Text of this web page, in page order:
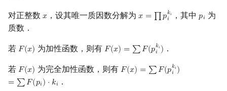
对正整数 𝑥
x ，设其唯一质因数分解为𝑥 = ∏𝑝𝑘𝑖
𝑖
x=∏ p iki ，其中𝑝𝑖
pi 为
质数．
若 𝐹(𝑥)
F(x) 为加性函数，则有 𝐹(𝑥) = ∑𝐹(𝑝𝑘𝑖
𝑖 )
F(x)= ∑F( piki) ．
若 𝐹(𝑥)
F(x) 为完全加性函数，则有 𝐹(𝑥) = ∑𝐹(𝑝𝑘𝑖
𝑖 )
= ∑𝐹(𝑝𝑖) ⋅ 𝑘𝑖
F(x)= ∑F( piki)=∑F(
．